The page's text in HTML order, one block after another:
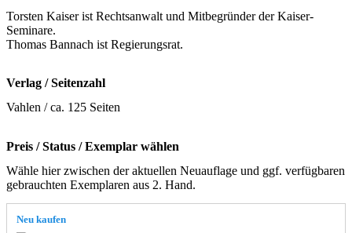
Torsten Kaiser ist Rechtsanwalt und Mitbegründer der Kaiser-
Seminare.
Thomas Bannach ist Regierungsrat.
Verlag / Seitenzahl
Vahlen / ca. 125 Seiten
Preis / Status / Exemplar wählen
Wähle hier zwischen der aktuellen Neuauflage und ggf. verfügbaren
gebrauchten Exemplaren aus 2. Hand.
Neu kaufen